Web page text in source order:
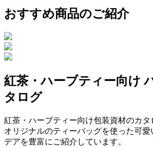
おすすめ商品のご紹介
紅茶・ハーブティー向け
タログ
紅茶・ハーブティー向け包装資材のカタ
オリジナルのティーバッグを使った可愛
デアを豊富にご紹介しています。